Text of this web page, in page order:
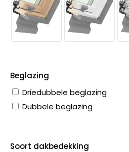
Beglazing
Driedubbele beglazing
Dubbele beglazing
Soort dakbedekking